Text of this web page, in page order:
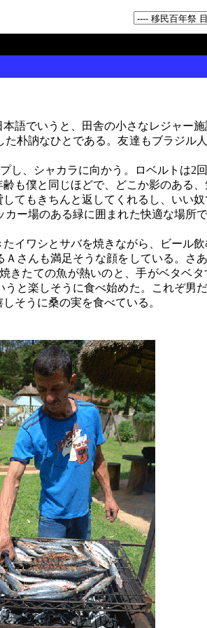
語でいうと、田舎の小さなレジャ
朴訥なひとである。友達もブラジル
、シャカラに向かう。ロベルトは2
も僕と同じほどで、どこか影のある
てもきちんと返してくれるし、いい
ー場のある緑に囲まれた快適な場所
イワシとサバを焼きながら、ビール
さんも満足そうな顔をしている。
たての魚が熱いのと、手がベタベ
と楽しそうに食べ始めた。これぞ
そうに桑の実を食べている。